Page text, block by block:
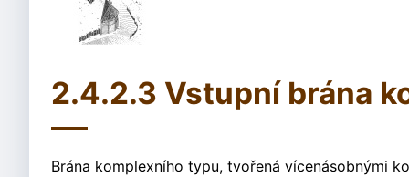
2.4.2.3 Vstupní brána
Brána komplexního typu, tvořená vícenásobnými